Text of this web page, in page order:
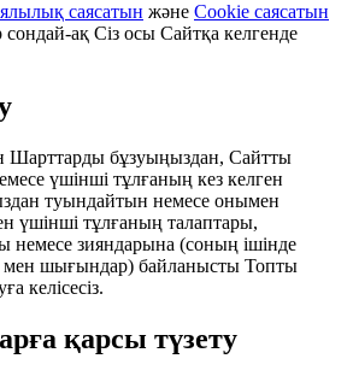
саясатын және Cookie саясатын
ақ Сіз осы Сайтқа келгенде
Шарттарды бұзуыңыздан, Сайтты
үшінші тұлғаның кез келген
туындайтын немесе онымен
үшінші тұлғаның талаптары,
немесе зияндарына (соның ішінде
мен шығындар) байланысты Топты
келісесіз.
қарсы түзету